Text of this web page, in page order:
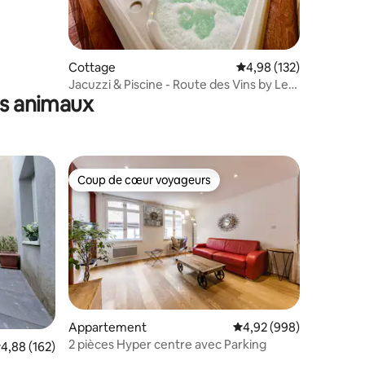
Cottage Évaluation moyenne
4,98 (132)
Jacuzzi & Piscine - Route des Vins by Le
Chut
animaux
: 4,91 sur 5
moyenne sur la base de 162 commentaires : 4,88 sur 5
4,88 (162)
Coup de cœur voyageurs
Coup de cœur voyageurs
Appartement Évaluation moyenne
4,92 (998)
2 pièces Hyper centre avec Parking